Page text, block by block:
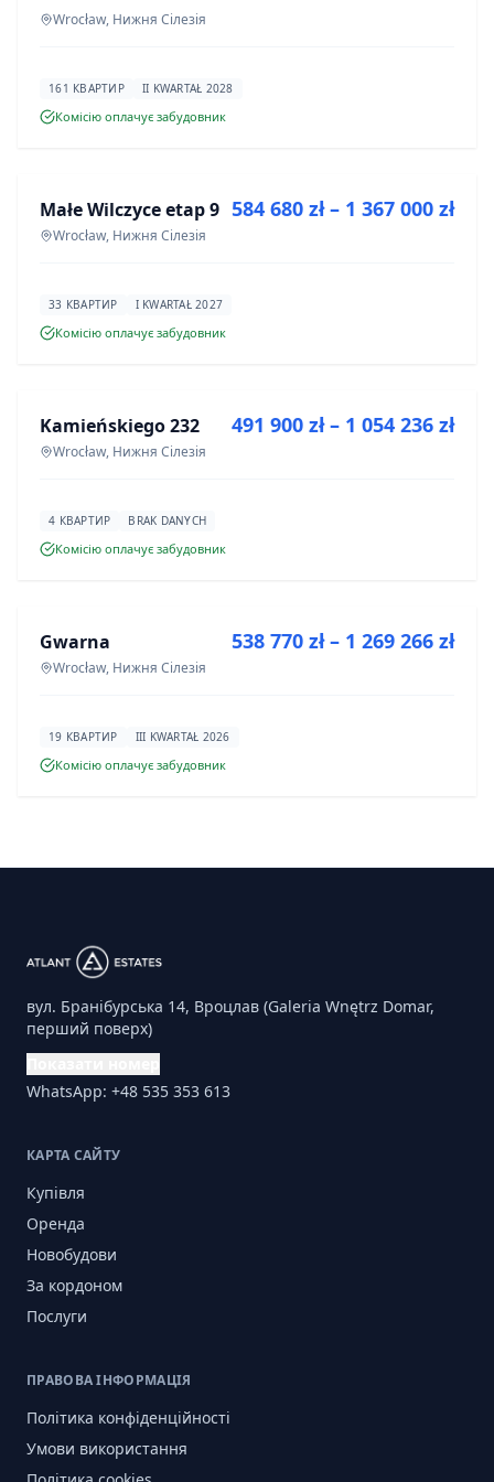
Wrocław, Нижня Сілезія
161 КВАРТИР II KWARTAŁ 2028
Комісію оплачує забудовник
ІНВЕСТИЦІЯ
Małe Wilczyce etap 9
Wrocław, Нижня Сілезія
584 680 zł – 1 367 000 zł
33 КВАРТИР I KWARTAŁ 2027
Комісію оплачує забудовник
ІНВЕСТИЦІЯ
Kamieńskiego 232
Wrocław, Нижня Сілезія
491 900 zł – 1 054 236 zł
4 КВАРТИР BRAK DANYCH
Комісію оплачує забудовник
ІНВЕСТИЦІЯ
Gwarna
Wrocław, Нижня Сілезія
538 770 zł – 1 269 266 zł
19 КВАРТИР III KWARTAŁ 2026
Комісію оплачує забудовник
вул. Бранібурська 14, Вроцлав (Galeria Wnętrz Domar,
перший поверх)
WhatsApp: +48 535 353 613
КАРТА САЙТУ
Купівля
Оренда
Новобудови
За кордоном
Послуги
ПРАВОВА ІНФОРМАЦІЯ
Політика конфіденційності
Умови використання